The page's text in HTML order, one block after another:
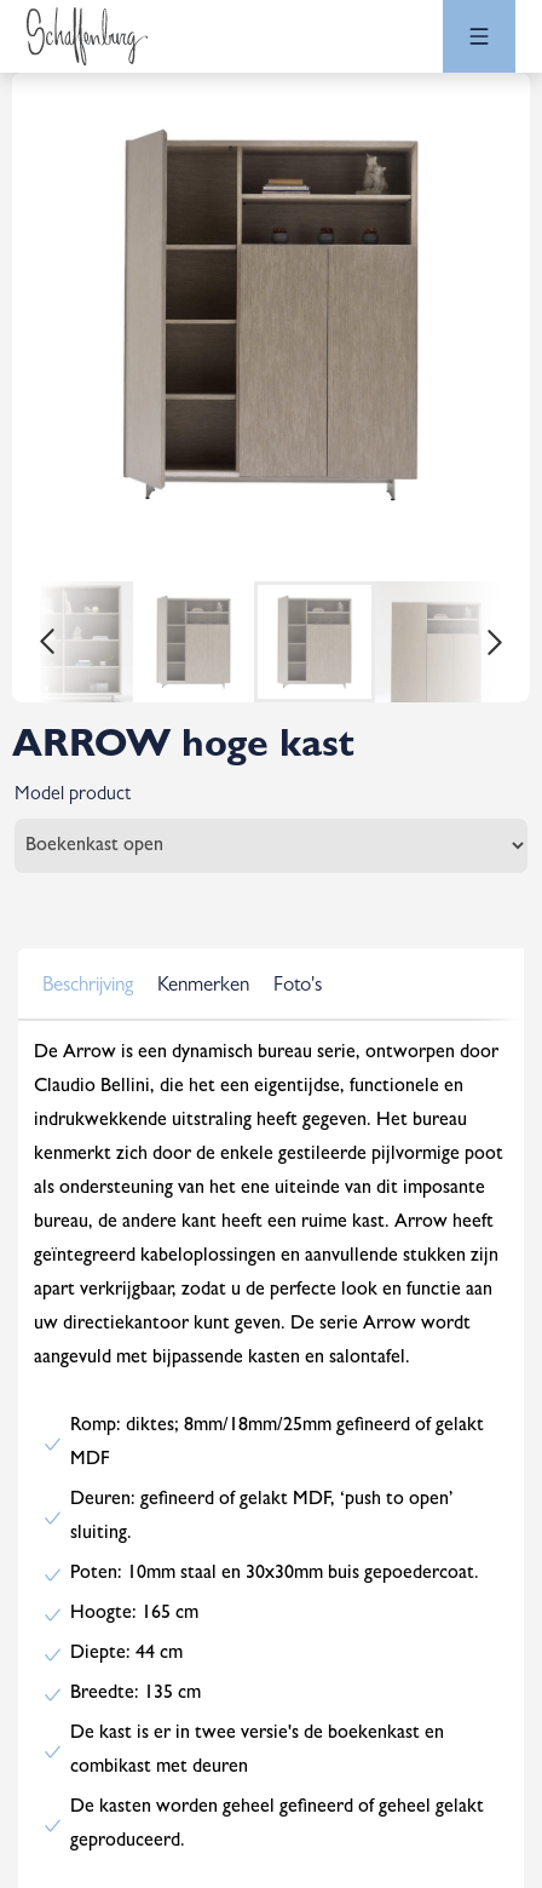
ARROW hoge kast
Model product
Beschrijving Kenmerken Foto's
De Arrow is een dynamisch bureau serie, ontworpen door
Claudio Bellini, die het een eigentijdse, functionele en
indrukwekkende uitstraling heeft gegeven. Het bureau
kenmerkt zich door de enkele gestileerde pijlvormige poot
als ondersteuning van het ene uiteinde van dit imposante
bureau, de andere kant heeft een ruime kast. Arrow heeft
geïntegreerd kabeloplossingen en aanvullende stukken zijn
apart verkrijgbaar, zodat u de perfecte look en functie aan
uw directiekantoor kunt geven. De serie Arrow wordt
aangevuld met bijpassende kasten en salontafel.
Romp: diktes; 8mm/18mm/25mm gefineerd of gelakt
MDF
Deuren: gefineerd of gelakt MDF, ‘push to open’
sluiting.
Poten: 10mm staal en 30x30mm buis gepoedercoat.
Hoogte: 165 cm
Diepte: 44 cm
Breedte: 135 cm
De kast is er in twee versie's de boekenkast en
combikast met deuren
De kasten worden geheel gefineerd of geheel gelakt
geproduceerd.